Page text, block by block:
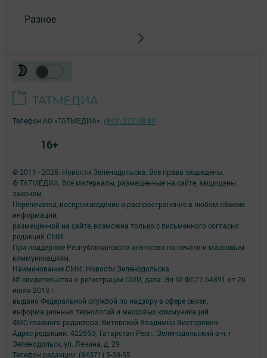
Разное
© 2011 - 2026. Новости Зеленодольска. Все права защищены.
© ТАТМЕДИА. Все материалы, размещенные на сайте, защищены
законом.
Перепечатка, воспроизведение и распространение в любом объеме
информации,
размещенной на сайте, возможна только с письменного согласия
редакций СМИ.
При поддержке Республиканского агентства по печати и массовым
коммуникациям.
Наименование СМИ: Новости Зеленодольска
№ свидетельства о регистрации СМИ, дата: Эл № ФС77-54891 от 26
июля 2013 г.
выдано Федеральной службой по надзору в сфере связи,
информационных технологий и массовых коммуникаций
ФИО главного редактора: Витовский Владимир Викторович
Адрес редакции: 422550, Татарстан Респ., Зеленодольский р-н, г.
Зеленодольск, ул. Ленина, д. 29
Телефон редакции: (84371) 5-38-55
Телефон АО «ТАТМЕДИА»: (843) 222 09 84
16+